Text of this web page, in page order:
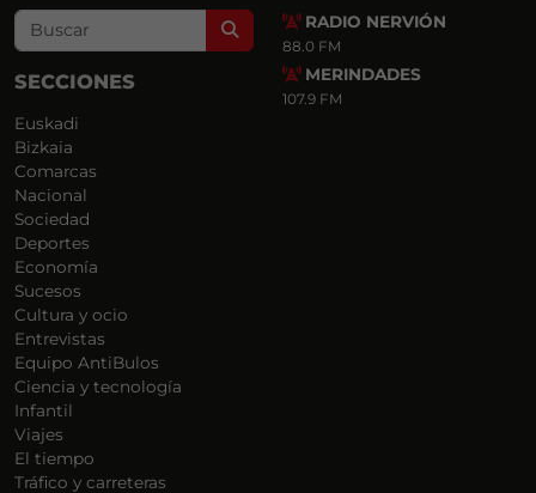
Search
SECCIONES
Euskadi
Bizkaia
Comarcas
Nacional
Sociedad
Deportes
Economía
Sucesos
Cultura y ocio
Entrevistas
Equipo AntiBulos
Ciencia y tecnología
Infantil
Viajes
El tiempo
Tráfico y carreteras
RADIO NERVIÓN
88.0 FM
MERINDADES
107.9 FM